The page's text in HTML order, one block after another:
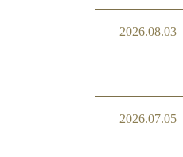
2026.08.03
2026.07.05